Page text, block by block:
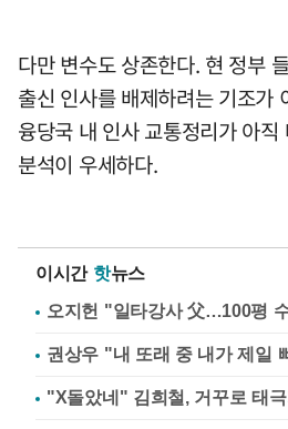
다만 변수도 상존한다. 현 정부
출신 인사를 배제하려는 기조가
융당국 내 인사 교통정리가 아
분석이 우세하다.
이시간 핫뉴스
오지헌 "일타강사 父…100평
권상우 "내 또래 중 내가 제일
"X돌았네" 김희철, 거꾸로 태